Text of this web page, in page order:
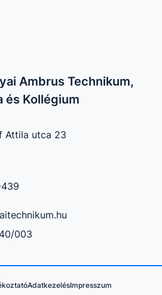
Ambrus Technikum,
és Kollégium
Attila utca 23
003
AdatkezelésImpresszum